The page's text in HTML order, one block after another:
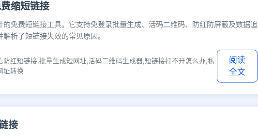
缩短链接
免费短链接工具。它支持免登录批量生成、活码二维码、防红防屏蔽及数据追
析了短链接失效的常见原因。
防红短链接,批量生成短网址,活码二维码生成器,短链接打不开怎么办,私
址转换
阅读
全文
接